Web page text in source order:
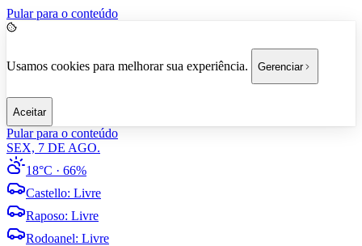
Pular para o conteúdo
Usamos cookies para melhorar sua experiência. Gerenciar
Aceitar
Pular para o conteúdo
SEX, 7 DE AGO.
18°C · 66%
Castello: Livre
Raposo: Livre
Rodoanel: Livre